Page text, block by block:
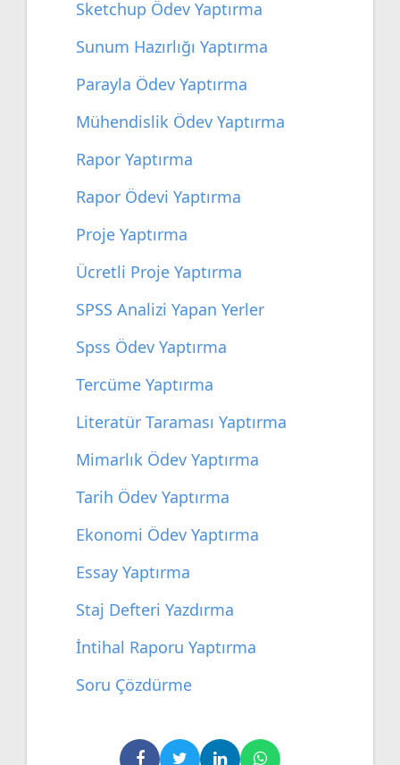
Sketchup Ödev Yaptırma
Sunum Hazırlığı Yaptırma
Parayla Ödev Yaptırma
Mühendislik Ödev Yaptırma
Rapor Yaptırma
Rapor Ödevi Yaptırma
Proje Yaptırma
Ücretli Proje Yaptırma
SPSS Analizi Yapan Yerler
Spss Ödev Yaptırma
Tercüme Yaptırma
Literatür Taraması Yaptırma
Mimarlık Ödev Yaptırma
Tarih Ödev Yaptırma
Ekonomi Ödev Yaptırma
Essay Yaptırma
Staj Defteri Yazdırma
İntihal Raporu Yaptırma
Soru Çözdürme